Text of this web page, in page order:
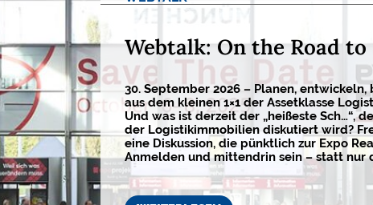
Webtalk: On the Road to
30. September 2026 – Planen, entwickeln,
aus dem kleinen 1×1 der Assetklasse
Und was ist derzeit der „heißeste Sch…“,
der Logistikimmobilien diskutiert wird?
eine Diskussion, die pünktlich zur Expo
Anmelden und mittendrin sein – statt nur